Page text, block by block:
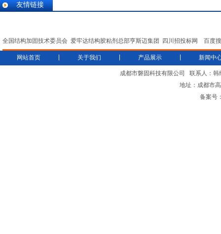
友情链接
全国结构加固技术委员会 爱牢达结构胶粘剂总部亨斯迈集团 四川招投标网 百度
网站首页 关于我们 产品展示 新闻中
成都市磐固科技有限公司 联系人：
地址：成都市
备案号